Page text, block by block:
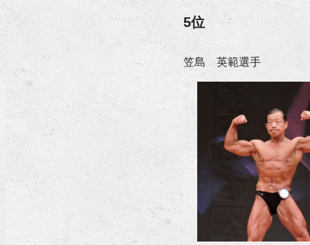
5位
笠島 英範選手